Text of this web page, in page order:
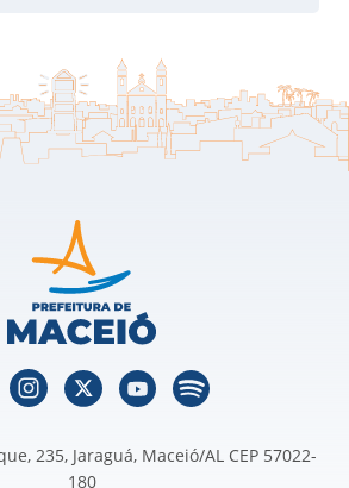
235, Jaraguá, Maceió/AL CEP 57022-
180